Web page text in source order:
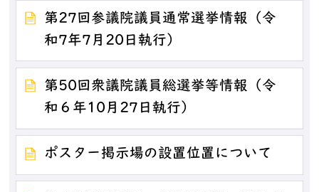
第27回参議院議員通常選挙情報（令
和7年7月20日執行）
第50回衆議院議員総選挙等情報（令
和６年10月27日執行）
ポスター掲示場の設置位置について